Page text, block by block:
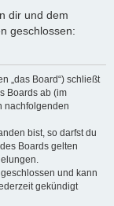
dir und dem
geschlossen:
„das Board“) schließt
Boards ab (im
nachfolgenden
bist, so darfst du
Boards gelten
und kann
gekündigt